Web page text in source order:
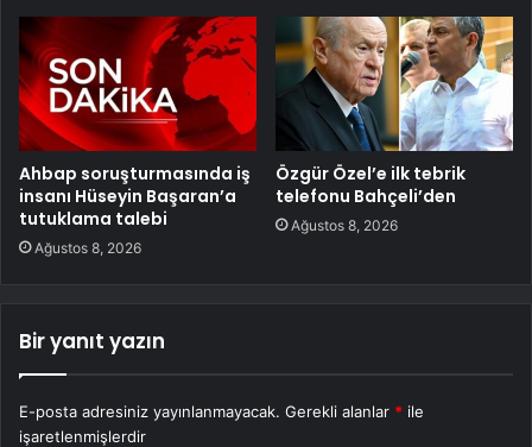
Ahbap soruşturmasında iş
insanı Hüseyin Başaran’a
tutuklama talebi
Ağustos 8, 2026
Özgür Özel’e ilk tebrik
telefonu Bahçeli’den
Ağustos 8, 2026
Bir yanıt yazın
E-posta adresiniz yayınlanmayacak. Gerekli alanlar * ile
işaretlenmişlerdir